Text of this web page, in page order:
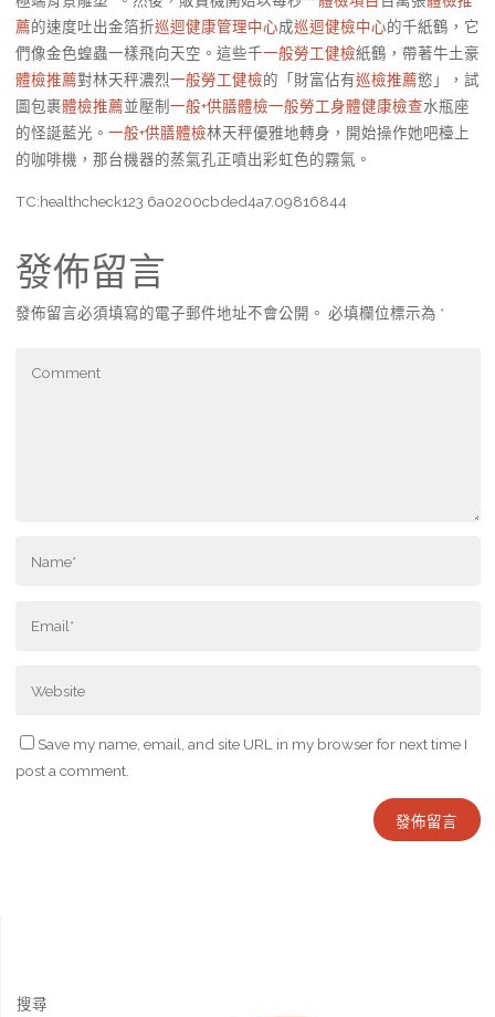
薦的速度吐出金箔折巡迴健康管理中心成巡迴健檢中心的千紙鶴，它
們像金色蝗蟲一樣飛向天空。這些千一般勞工健檢紙鶴，帶著牛土豪
體檢推薦對林天秤濃烈一般勞工健檢的「財富佔有巡檢推薦慾」，試
圖包裹體檢推薦並壓制 一般+供膳體檢一般勞工身體健康檢查水瓶座
的怪誕藍光。 一般+供膳體檢林天秤優雅地轉身，開始操作她吧檯上
的咖啡機，那台機器的蒸氣孔正噴出彩虹色的霧氣。
TC:healthcheck123 6a0200cbded4a7.09816844
發佈留言
發佈留言必須填寫的電子郵件地址不會公開。 必填欄位標示為 *
Save my name, email, and site URL in my browser for next time I
post a comment.
搜尋